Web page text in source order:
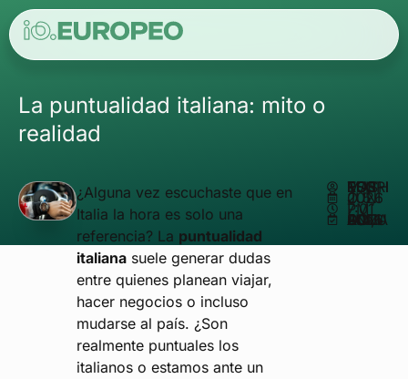
La puntualidad italiana: mito o
realidad
¿Alguna vez escuchaste que en
Italia la hora es solo una
referencia? La puntualidad
italianasuele generar dudas
entre quienes planean viajar,
hacer negocios o incluso
mudarse al país. ¿Son
realmente puntuales los
italianos o estamos ante un
ESCRITO POR
MATHEUS REIS
JUNIO 5, 2026
7:01 PM
ACTUALIZADO EN JUNIO 4, 2026